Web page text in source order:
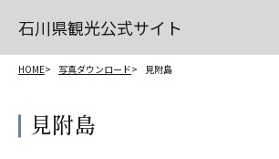
石川県観光公式サイト
HOME 写真ダウンロード 見附島
見附島